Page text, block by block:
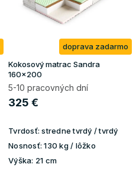
doprava zadarmo
Kokosový matrac Sandra
160x200
5-10 pracovných dní
325 €
Tvrdosť: stredne tvrdý / tvrdý
Nosnosť: 130 kg / lôžko
Výška: 21 cm